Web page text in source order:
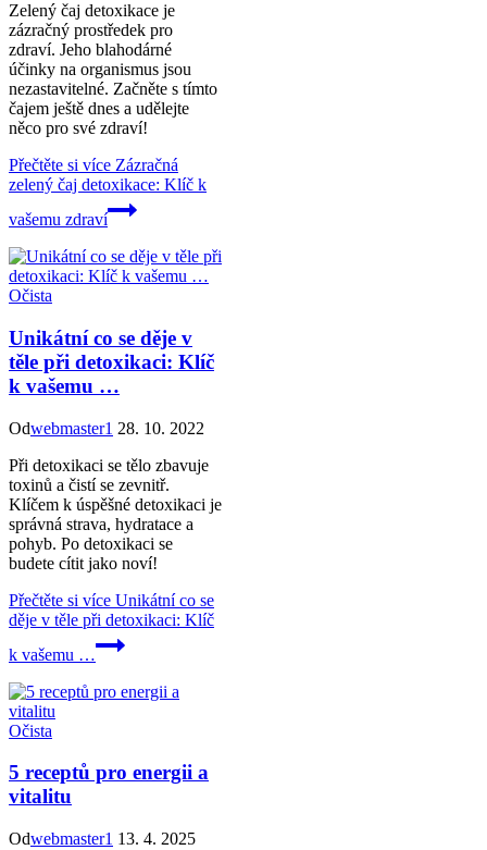
Zelený čaj detoxikace je
zázračný prostředek pro
zdraví. Jeho blahodárné
účinky na organismus jsou
nezastavitelné. Začněte s tímto
čajem ještě dnes a udělejte
něco pro své zdraví!
Přečtěte si více Zázračná
zelený čaj detoxikace: Klíč k
vašemu zdraví
Očista
Unikátní co se děje v
těle při detoxikaci: Klíč
k vašemu …
Odwebmaster1 28. 10. 2022
Při detoxikaci se tělo zbavuje
toxinů a čistí se zevnitř.
Klíčem k úspěšné detoxikaci je
správná strava, hydratace a
pohyb. Po detoxikaci se
budete cítit jako noví!
Přečtěte si více Unikátní co se
děje v těle při detoxikaci: Klíč
k vašemu …
Očista
5 receptů pro energii a
vitalitu
Odwebmaster1 13. 4. 2025